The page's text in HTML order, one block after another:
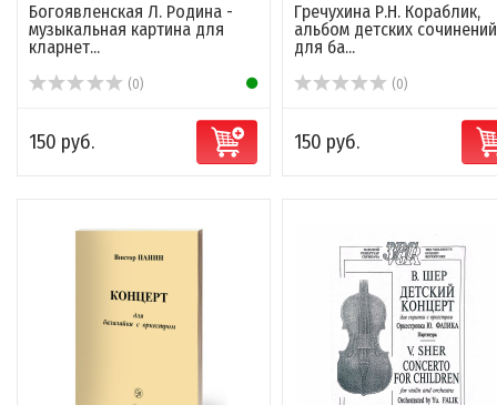
Богоявленская Л. Родина -
музыкальная картина для
кларнет...
(0)
150 руб.
Гречухина Р.Н. Кораблик,
альбом детских сочинений
для ба...
(0)
150 руб.